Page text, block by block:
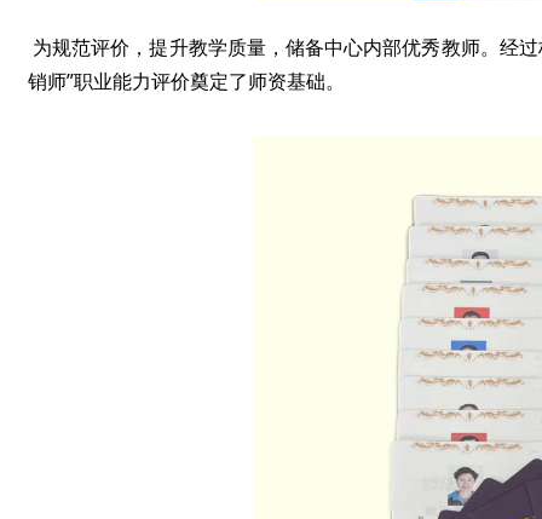
为规范评价，提升教学质量，储备中心内部优秀教师。经
销师”职业能力评价奠定了师资基础。